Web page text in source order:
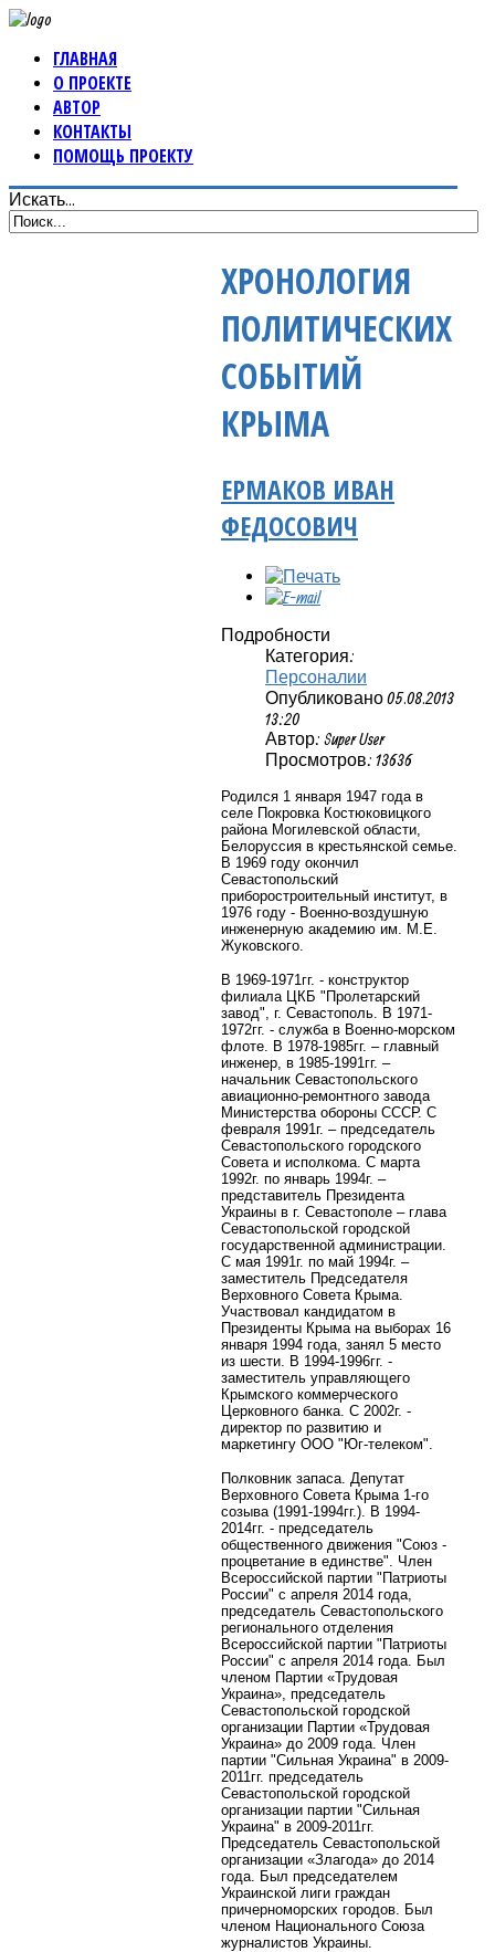
ГЛАВНАЯ
О ПРОЕКТЕ
АВТОР
КОНТАКТЫ
ПОМОЩЬ ПРОЕКТУ
Искать...
ХРОНОЛОГИЯ
ПОЛИТИЧЕСКИХ
СОБЫТИЙ
КРЫМА
ЕРМАКОВ ИВАН
ФЕДОСОВИЧ
Подробности
Категория:
Персоналии
Опубликовано 05.08.2013
13:20
Автор: Super User
Просмотров: 13636
Родился 1 января 1947 года в
селе Покровка Костюковицкого
района Могилевской области,
Белоруссия в крестьянской семье.
В 1969 году окончил
Севастопольский
приборостроительный институт, в
1976 году - Военно-воздушную
инженерную академию им. М.Е.
Жуковского.
В 1969-1971гг. - конструктор
филиала ЦКБ "Пролетарский
завод", г. Севастополь. В 1971-
1972гг. - служба в Военно-морском
флоте. В 1978-1985гг. – главный
инженер, в 1985-1991гг. –
начальник Севастопольского
авиационно-ремонтного завода
Министерства обороны СССР. С
февраля 1991г. – председатель
Севастопольского городского
Совета и исполкома. С марта
1992г. по январь 1994г. –
представитель Президента
Украины в г. Севастополе – глава
Севастопольской городской
государственной администрации.
С мая 1991г. по май 1994г. –
заместитель Председателя
Верховного Совета Крыма.
Участвовал кандидатом в
Президенты Крыма на выборах 16
января 1994 года, занял 5 место
из шести. В 1994-1996гг. -
заместитель управляющего
Крымского коммерческого
Церковного банка. С 2002г. -
директор по развитию и
маркетингу ООО "Юг-телеком".
Полковник запаса. Депутат
Верховного Совета Крыма 1-го
созыва (1991-1994гг.). В 1994-
2014гг. - председатель
общественного движения "Союз -
процветание в единстве". Член
Всероссийской партии "Патриоты
России" с апреля 2014 года,
председатель Севастопольского
регионального отделения
Всероссийской партии "Патриоты
России" с апреля 2014 года. Был
членом Партии «Трудовая
Украина», председатель
Севастопольской городской
организации Партии «Трудовая
Украина» до 2009 года. Член
партии "Сильная Украина" в 2009-
2011гг. председатель
Севастопольской городской
организации партии "Сильная
Украина" в 2009-2011гг.
Председатель Севастопольской
организации «Злагода» до 2014
года. Был председателем
Украинской лиги граждан
причерноморских городов. Был
членом Национального Союза
журналистов Украины.